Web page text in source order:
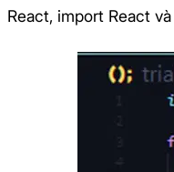
React, import React